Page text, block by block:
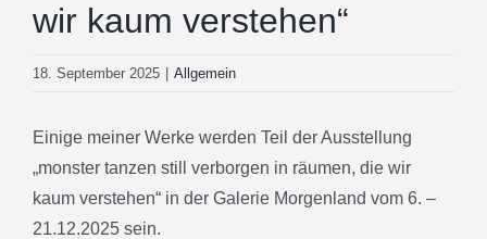
Ausstellungen
wir kaum verstehen“
18. September 2025 Allgemein
Einige meiner Werke werden Teil der Ausstellung
„monster tanzen still verborgen in räumen, die wir
kaum verstehen“ in der Galerie Morgenland vom 6. –
21.12.2025 sein.